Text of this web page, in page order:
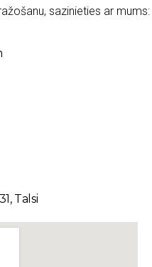
sazinieties ar mums:
Talsi